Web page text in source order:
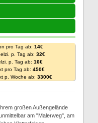
pro Tag ab: 14€
p. Tag ab: 32€
p. Tag ab: 16€
pro Tag ab: 450€
p. Woche ab: 3300€
großen Außengelände
am "Malerweg", am